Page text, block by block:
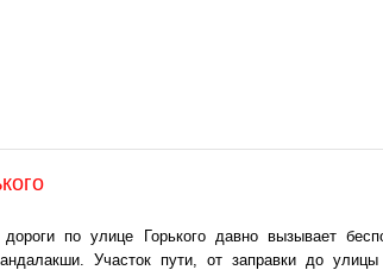
дороги по улице Горького давно вызывает
Участок пути, от заправки до улицы